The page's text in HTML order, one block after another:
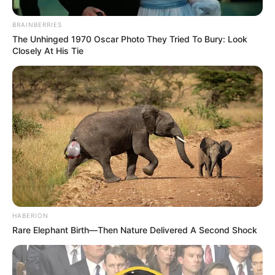
environnement et cet engagement.
Donc, une performance correcte reste possible sans
certitude absolue.
Cash Bank Bigi (9) semble en pleine possession de ses
moyens selon son driver.
Toutefois, sa position initiale complique nettement sa
mission dans ce Quinté+ PMU.
Par conséquent, seule une petite place demeure
envisageable.
Karambar (10) effectue une rentrée après plusieurs soucis
de santé durant l’hiver.
Bien qu’il ait retravaillé récemment, son entourage le juge
encore insuffisamment affûté.
Ainsi, il paraît barré pour les premières places.
Main Stage (12) effectue son retour en France face à une
BRAINBERRIES
The Unhinged 1970 Oscar Photo They Tried To Bury: Look
Closely At His Tie
HABERION
Rare Elephant Birth—Then Nature Delivered A Second Shock